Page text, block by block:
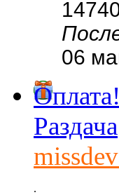
06
Раздача
.